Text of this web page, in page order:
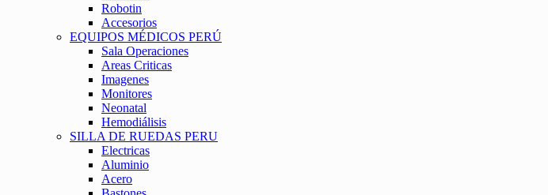
Robotin
Accesorios
EQUIPOS MÉDICOS PERÚ
Sala Operaciones
Areas Criticas
Imagenes
Monitores
Neonatal
Hemodiálisis
SILLA DE RUEDAS PERU
Electricas
Aluminio
Acero